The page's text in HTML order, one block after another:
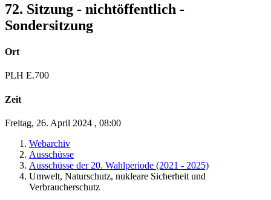
72. Sitzung - nichtöffentlich -
Sondersitzung
Ort
PLH E.700
Zeit
Freitag, 26. April 2024 , 08:00
Webarchiv
Ausschüsse
Ausschüsse der 20. Wahlperiode (2021 - 2025)
Umwelt, Naturschutz, nukleare Sicherheit und
Verbraucherschutz